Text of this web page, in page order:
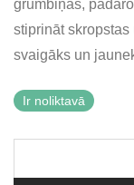
grumbiņas,
stiprināt
svaigāks un
Ir noliktavā